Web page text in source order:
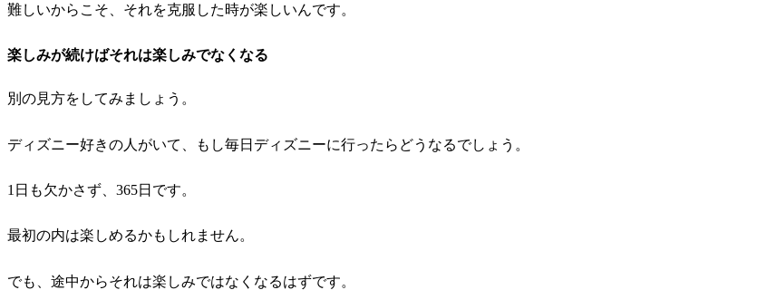
難しいからこそ、それを克服した時が楽しいんです。
楽しみが続けばそれは楽しみでなくなる
別の見方をしてみましょう。
ディズニー好きの人がいて、もし毎日ディズニーに行ったらどうなるでしょう。
1日も欠かさず、365日です。
最初の内は楽しめるかもしれません。
でも、途中からそれは楽しみではなくなるはずです。